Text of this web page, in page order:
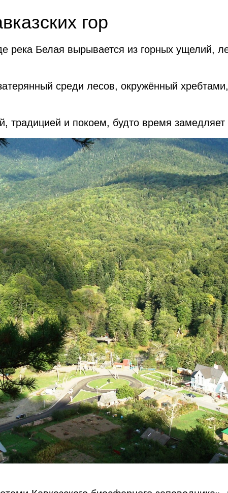
гор
река Белая вырывается из горных ущелий,
среди лесов, окружённый
традицией и покоем, будто время замедляет